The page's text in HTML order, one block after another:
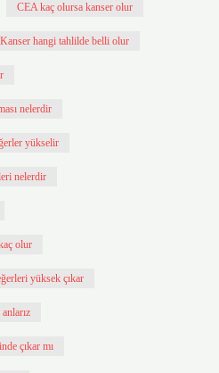
CEA kaç olursa kanser olur
Kanser hangi tahlilde belli olur
nelerdir
yükselir
nelerdir
olur
yüksek çıkar
çıkar mı